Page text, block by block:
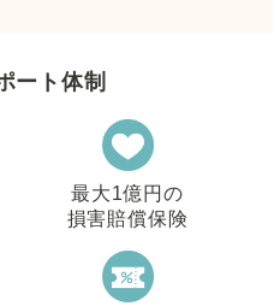
ート体制
最大1億円の
損害賠償保険